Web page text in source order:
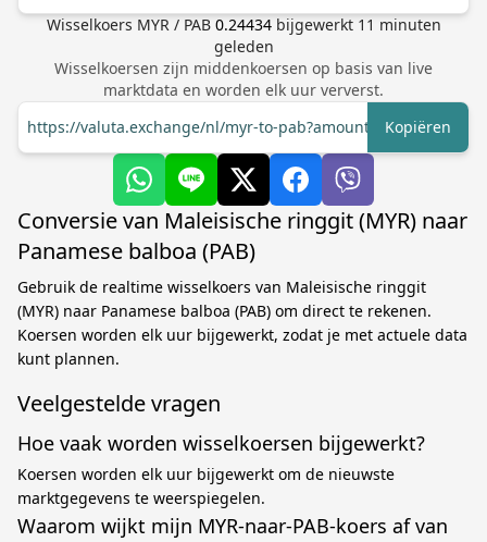
Wisselkoers MYR/ PAB 0.24434 bijgewerkt 11 minuten
geleden
Wisselkoersen zijn middenkoersen op basis van live
marktdata en worden elk uur ververst.
https://valuta.exchange/nl/myr-to-pab?amount=1Kopiëren
Conversie van Maleisische ringgit (MYR) naar
Panamese balboa (PAB)
Gebruik de realtime wisselkoers van Maleisische ringgit
(MYR) naar Panamese balboa (PAB) om direct te rekenen.
Koersen worden elk uur bijgewerkt, zodat je met actuele data
kunt plannen.
Veelgestelde vragen
Hoe vaak worden wisselkoersen bijgewerkt?
Koersen worden elk uur bijgewerkt om de nieuwste
marktgegevens te weerspiegelen.
Waarom wijkt mijn MYR-naar-PAB-koers af van